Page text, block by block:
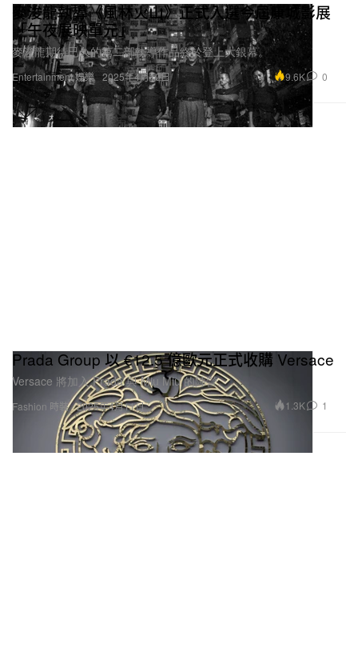
Entertainment 娛樂
麥浚龍執導《風林火山》正式入選今屆康城影展
「午夜展映單元」
麥浚龍期待已久的第二部執導作品終於登上大銀幕。
2025年4月10日 9.6K 0
Fashion 時裝
Prada Group 以 €12.5 億歐元正式收購 Versace
Versace 將加入 Prada 與 Miu Miu 的陣營。
2025年4月11日 1.3K 1